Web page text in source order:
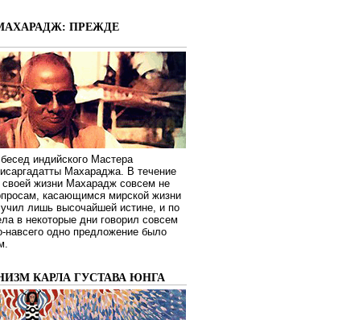
ПРЕЖДЕ
индийского Мастера
Махараджа. В течение
жизни Махарадж совсем не
касающимся мирской жизни
лишь высочайшей истине, и по
в некоторые дни говорил совсем
одно предложение было
КАРЛА ГУСТАВА ЮНГА